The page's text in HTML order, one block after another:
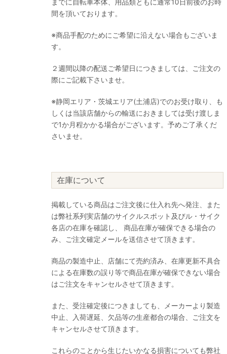
までに自転車本体、用品類ともに通常10日前後のお時
間を頂いております。
※商品手配のためにご希望に沿えない場合もございま
す。
２週間以降の配送ご希望日につきましては、ご注文の
際にご記載下さいませ。
※静岡エリア・茨城エリア(土浦店)でのお受け取り、も
しくは当該店舗からの輸送におきましては受け渡しま
で1か月程かかる場合がございます。予めご了承くだ
さいませ。
在庫について
掲載している商品はご注文後に仕入れ先へ発注、また
は弊社系列実店舗のサイクルスポット及びル・サイク
各店の在庫を確認し、 商品在庫が確保できる場合の
み、ご注文確定メールを送信させて頂きます。
商品の製造中止、店舗にて売約済み、在庫更新不具合
による在庫数の誤り等で商品在庫が確保できない場合
はご注文をキャンセルさせて頂きます。
また、受注確定後につきましても、メーカーより製造
中止、入荷遅延、欠品等の生産都合の場合、ご注文を
キャンセルさせて頂きます。
これらのことから生じたいかなる損害についても弊社